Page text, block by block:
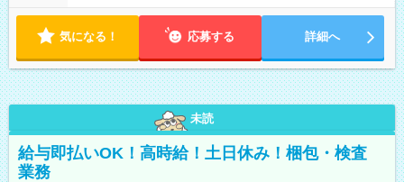
気になる！ 応募する 詳細へ
未読
給与即払いOK！高時給！土日休み！梱包・検査
業務